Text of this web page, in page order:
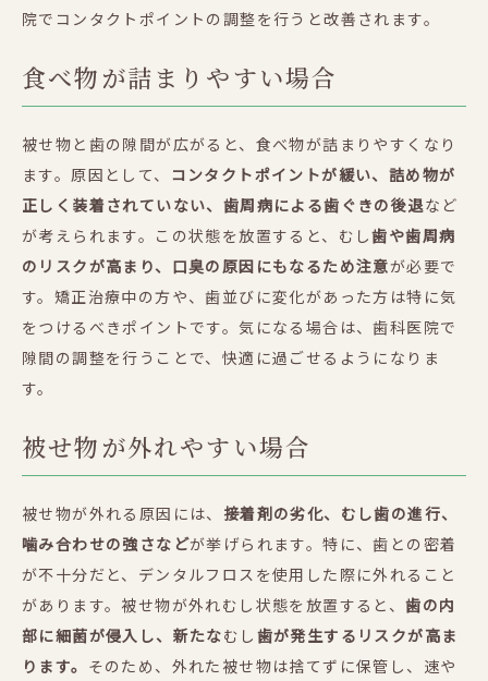
院でコンタクトポイントの調整を行うと改善されます。
食べ物が詰まりやすい場合
被せ物と歯の隙間が広がると、食べ物が詰まりやすくなり
ます。原因として、 コンタクトポイントが緩い、詰め物が
正しく装着されていない、歯周病による歯ぐきの後退など
が考えられます。この状態を放置すると、むし歯や歯周病
のリスクが高まり、口臭の原因にもなるため注意が必要で
す。矯正治療中の方や、歯並びに変化があった方は特に気
をつけるべきポイントです。気になる場合は、歯科医院で
隙間の調整を行うことで、快適に過ごせるようになりま
す。
被せ物が外れやすい場合
被せ物が外れる原因には、 接着剤の劣化、むし歯の進行、
噛み合わせの強さなどが挙げられます。特に、歯との密着
が不十分だと、デンタルフロスを使用した際に外れること
があります。被せ物が外れむし状態を放置すると、歯の内
部に細菌が侵入し、新たなむし 歯が発生するリスクが高ま
ります。 そのため、外れた被せ物は捨てずに保管し、速や